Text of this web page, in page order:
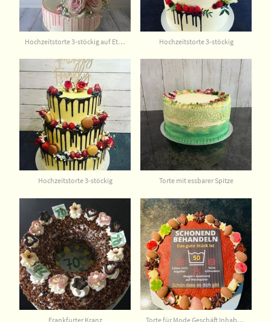
Hochzeitstorte 3-stöckig auf Etagere Hochzeitstorte 3-stöckig
Hochzeitstorte 3-stöckig Torte mit essbarer Spitze
Frankfurter Kranz Torte für Mode Geschäft Inhaberin